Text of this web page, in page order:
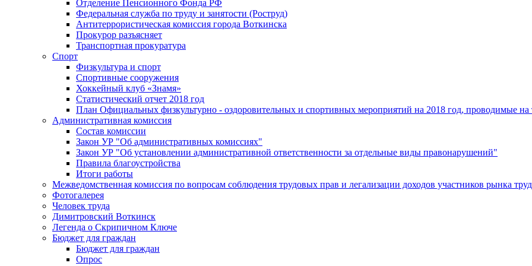
Отделение Пенсионного Фонда РФ
Федеральная служба по труду и занятости (Роструд)
Антитеррористическая комиссия города Воткинска
Прокурор разъясняет
Транспортная прокуратура
Спорт
Физкультура и спорт
Спортивные сооружения
Хоккейный клуб «Знамя»
Статистический отчет 2018 год
План Официальных физкультурно - оздоровительных и спортивных мероприятий на 2018 год, проводимые
Административная комиссия
Состав комиссии
Закон УР "Об административных комиссиях"
Закон УР "Об установлении административной ответственности за отдельные виды правонарушений"
Правила благоустройства
Итоги работы
Межведомственная комиссия по вопросам соблюдения трудовых прав и легализации доходов участников рынка
Фотогалерея
Человек труда
Димитровский Воткинск
Легенда о Скрипичном Ключе
Бюджет для граждан
Бюджет для граждан
Опрос